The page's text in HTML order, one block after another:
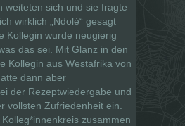
weiteten sich und sie fragte
wirklich „Ndolé“ gesagt
Kollegin wurde neugierig
das sei. Mit Glanz in den
Kollegin aus Westafrika von
dann aber
der Rezeptwiedergabe und
vollsten Zufriedenheit ein.
zusammen